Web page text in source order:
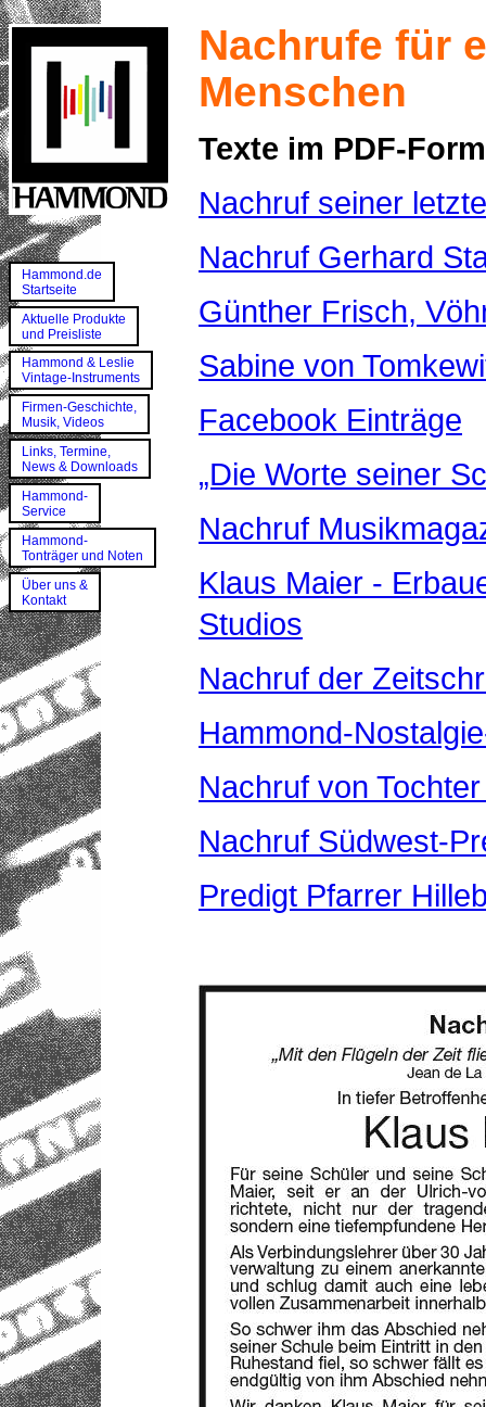
Hammond.de
Startseite
Aktuelle Produkte
und Preisliste
Hammond & Leslie
Vintage-Instruments
Firmen-Geschichte,
Musik, Videos
Links, Termine,
News & Downloads
Hammond-
Service
Hammond-
Tonträger und Noten
Über uns &
Kontakt
Nachrufe für
Menschen
Texte im PDF-
Nachruf seiner
Nachruf Gerhard
Günther Frisch,
Sabine von
Facebook Einträge
„Die Worte seiner
Nachruf
Klaus Maier -
Studios
Nachruf der
Hammond-
Nachruf von
Nachruf Südwest-
Predigt Pfarrer